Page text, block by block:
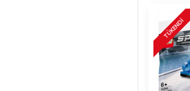
TÜKENDI